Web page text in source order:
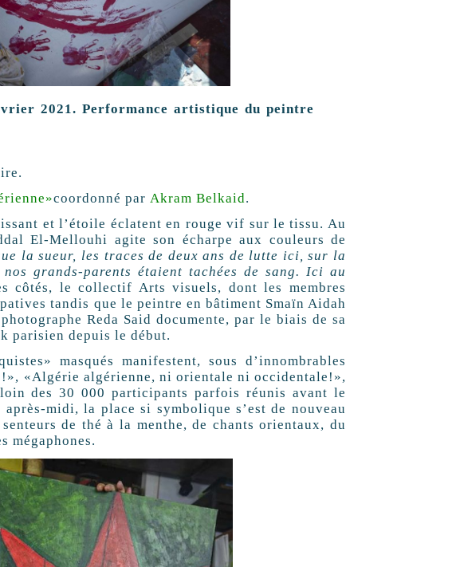
2021. Performance artistique du peintre
coordonné par Akram Belkaid.
et l’étoile éclatent en rouge vif sur le tissu. Au
El-Mellouhi agite son écharpe aux couleurs de
la sueur, les traces de deux ans de lutte ici, sur la
grands-parents étaient tachées de sang. Ici au
côtés, le collectif Arts visuels, dont les membres
tandis que le peintre en bâtiment Smaïn Aidah
Reda Said documente, par le biais de sa
parisien depuis le début.
masqués manifestent, sous d’innombrables
«Algérie algérienne, ni orientale ni occidentale!»,
des 30 000 participants parfois réunis avant le
midi, la place si symbolique s’est de nouveau
de thé à la menthe, de chants orientaux, du
mégaphones.